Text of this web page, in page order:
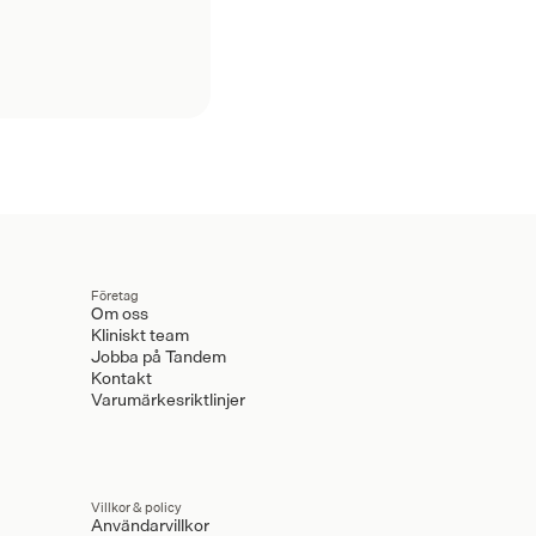
Företag
Om oss
Kliniskt team
Jobba på Tandem
Kontakt
Varumärkesriktlinjer
Villkor & policy
Användarvillkor